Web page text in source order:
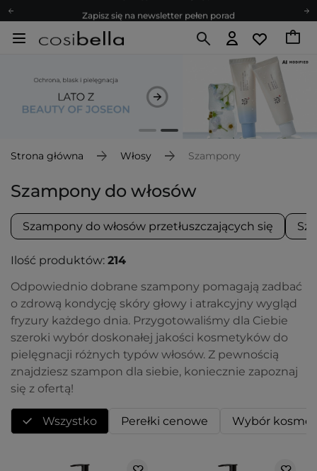
Zapisz się na newsletter pełen porad
Bezpłatne konsultacje kosmetologiczne
Poleć nas i zyskaj jeszcze więcej punktów
Zapisz się na newsletter pełen porad
Strona główna Włosy Szampony
Szampony do włosów
Szampony do włosów przetłuszczających się
Ilość produktów: 214
Odpowiednio dobrane szampony pomagają zadbać
o zdrową kondycję skóry głowy i atrakcyjny wygląd
fryzury każdego dnia. Przygotowaliśmy dla Ciebie
szeroki wybór doskonałej jakości kosmetyków do
pielęgnacji różnych typów włosów. Z pewnością
znajdziesz szampon dla siebie, koniecznie zapoznaj
się z ofertą!
Wszystko Perełki cenowe Wybór